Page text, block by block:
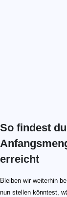
So findest
erreicht
Bleiben wir weiterhin
nun stellen könntest,
x(t)
x(t) =
1,\!05^{t} = 3
t = \log_{1,05} 3
t = 22,\!52